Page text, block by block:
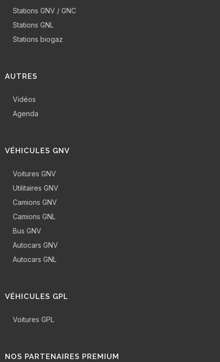
Stations GNV / GNC
Stations GNL
Stations biogaz
AUTRES
Vidéos
Agenda
VÉHICULES GNV
Voitures GNV
Utilitaires GNV
Camions GNV
Camions GNL
Bus GNV
Autocars GNV
Autocars GNL
VÉHICULES GPL
Voitures GPL
NOS PARTENAIRES PREMIUM